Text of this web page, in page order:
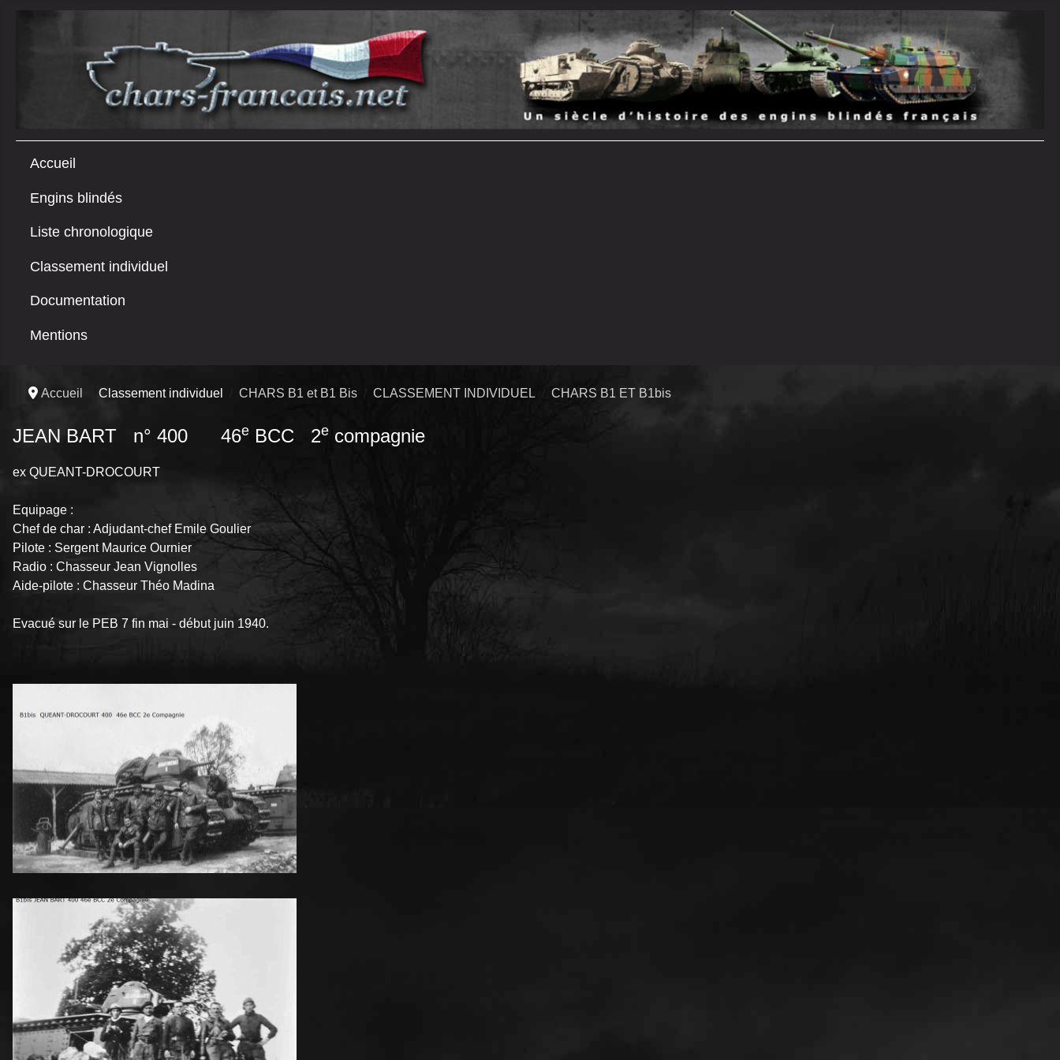
Accueil
Engins blindés
Liste chronologique
Classement individuel
Documentation
Mentions
Accueil Classement individuel CHARS B1 et B1 Bis CLASSEMENT INDIVIDUEL CHARS B1 ET B1bis
JEAN BART n° 400 46e BCC 2e compagnie
ex QUEANT-DROCOURT
Equipage :
Chef de char : Adjudant-chef Emile Goulier
Pilote : Sergent Maurice Ournier
Radio : Chasseur Jean Vignolles
Aide-pilote : Chasseur Théo Madina
Evacué sur le PEB 7 fin mai - début juin 1940.